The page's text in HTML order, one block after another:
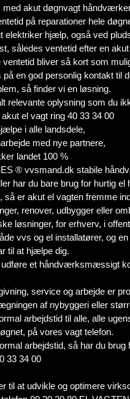
akut døgnvagt
på reparationer hele
elektriker hjælp, også ved
således ventetid efter en
bliver så kort som
en god personlig kontakt til
så finder vi en løsning.
relevante oplysning som du
el vagt ring 40 33 34 00
i alle landsdele,
med nye partnere,
landet 100 %
® vvsmand.dk stabile
har du bare brug for hurtig el
er akut el vagten fremme
renover, udbygger eller
løsninger, for erhverv, i
vvs og el installatører, og
til at hjælpe dig.
et håndværksmæssigt
service og arbejde er
af nybyggeri eller
arbejdstid til alle, alle
på vores vagt telefon.
arbejdstid, så har du
33 34 00
til at udvikle og optimere